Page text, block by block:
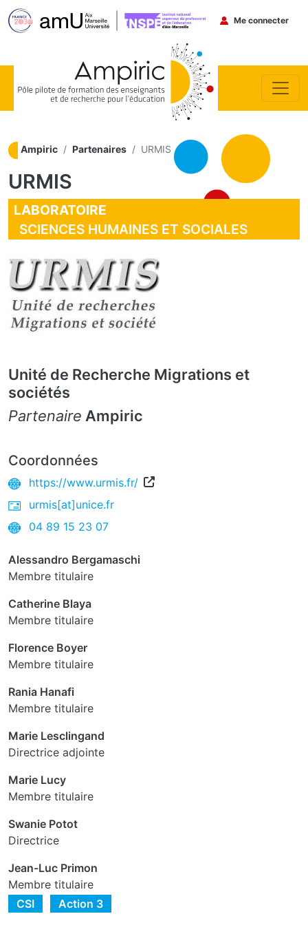
Menu du
Me connecter
Ampiric Partenaires URMIS
URMIS
LABORATOIRE
SCIENCES HUMAINES ET SOCIALES
Unité de Recherche Migrations et
sociétés
Partenaire Ampiric
Coordonnées
https://www.urmis.fr/
urmis[at]unice.fr
04 89 15 23 07
Alessandro Bergamaschi
Membre titulaire
Catherine Blaya
Membre titulaire
Florence Boyer
Membre titulaire
Rania Hanafi
Membre titulaire
Marie Lesclingand
Directrice adjointe
Marie Lucy
Membre titulaire
Swanie Potot
Directrice
Jean-Luc Primon
Membre titulaire
CSI
Action 3